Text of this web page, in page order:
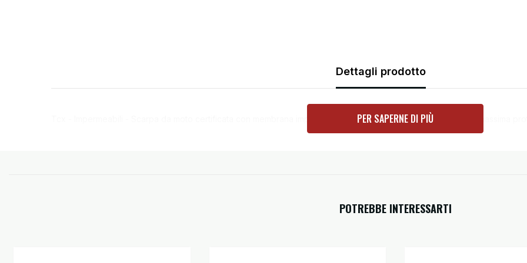
Dettagli prodotto
Tcx - Impermeabili - Scarpa da moto certificata con membrana impermeabile e traspirante Gore-Tex®. Unisce massima
PER SAPERNE DI PIÙ
POTREBBE INTERESSARTI